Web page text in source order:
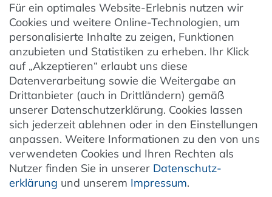
Datenschutzeinstellungen
AGB
Barrierefreiheit
Hinweise zur Batterieentsorgung
Entsorgung von Elektro-Altgeräten
Vertrag widerrufen
Newsletter
Jetzt anmelden
Für ein optimales Website-Erlebnis nutzen wir
Cookies und weitere Online-Technologien, um
personalisierte Inhalte zu zeigen, Funktionen
anzubieten und Statistiken zu erheben. Ihr Klick
auf „Akzeptieren“ erlaubt uns diese
Datenverarbeitung sowie die Weitergabe an
Drittanbieter (auch in Drittländern) gemäß
unserer Datenschutzerklärung. Cookies lassen
sich jederzeit ablehnen oder in den Einstellungen
anpassen. Weitere Informationen zu den von uns
verwendeten Cookies und Ihren Rechten als
Nutzer finden Sie in unserer Daten­schutz­
erklärung und unserem Impressum.